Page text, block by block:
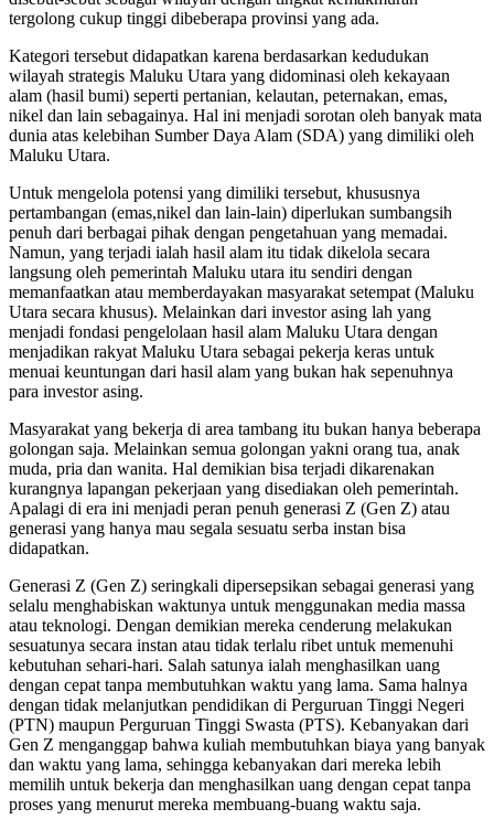
tergolong cukup tinggi dibeberapa provinsi yang ada.
Kategori tersebut didapatkan karena berdasarkan kedudukan
wilayah strategis Maluku Utara yang didominasi oleh kekayaan
alam (hasil bumi) seperti pertanian, kelautan, peternakan, emas,
nikel dan lain sebagainya. Hal ini menjadi sorotan oleh banyak mata
dunia atas kelebihan Sumber Daya Alam (SDA) yang dimiliki oleh
Maluku Utara.
Untuk mengelola potensi yang dimiliki tersebut, khususnya
pertambangan (emas,nikel dan lain-lain) diperlukan sumbangsih
penuh dari berbagai pihak dengan pengetahuan yang memadai.
Namun, yang terjadi ialah hasil alam itu tidak dikelola secara
langsung oleh pemerintah Maluku utara itu sendiri dengan
memanfaatkan atau memberdayakan masyarakat setempat (Maluku
Utara secara khusus). Melainkan dari investor asing lah yang
menjadi fondasi pengelolaan hasil alam Maluku Utara dengan
menjadikan rakyat Maluku Utara sebagai pekerja keras untuk
menuai keuntungan dari hasil alam yang bukan hak sepenuhnya
para investor asing.
Masyarakat yang bekerja di area tambang itu bukan hanya beberapa
golongan saja. Melainkan semua golongan yakni orang tua, anak
muda, pria dan wanita. Hal demikian bisa terjadi dikarenakan
kurangnya lapangan pekerjaan yang disediakan oleh pemerintah.
Apalagi di era ini menjadi peran penuh generasi Z (Gen Z) atau
generasi yang hanya mau segala sesuatu serba instan bisa
didapatkan.
Generasi Z (Gen Z) seringkali dipersepsikan sebagai generasi yang
selalu menghabiskan waktunya untuk menggunakan media massa
atau teknologi. Dengan demikian mereka cenderung melakukan
sesuatunya secara instan atau tidak terlalu ribet untuk memenuhi
kebutuhan sehari-hari. Salah satunya ialah menghasilkan uang
dengan cepat tanpa membutuhkan waktu yang lama. Sama halnya
dengan tidak melanjutkan pendidikan di Perguruan Tinggi Negeri
(PTN) maupun Perguruan Tinggi Swasta (PTS). Kebanyakan dari
Gen Z menganggap bahwa kuliah membutuhkan biaya yang banyak
dan waktu yang lama, sehingga kebanyakan dari mereka lebih
memilih untuk bekerja dan menghasilkan uang dengan cepat tanpa
proses yang menurut mereka membuang-buang waktu saja.